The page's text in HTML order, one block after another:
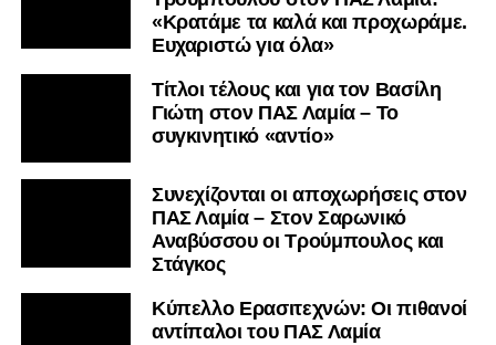
«Κρατάμε τα καλά και προχωράμε.
Ευχαριστώ για όλα»
Τίτλοι τέλους και για τον Βασίλη
Γιώτη στον ΠΑΣ Λαμία – Το
συγκινητικό «αντίο»
Συνεχίζονται οι αποχωρήσεις στον
ΠΑΣ Λαμία – Στον Σαρωνικό
Αναβύσσου οι Τρούμπουλος και
Στάγκος
Κύπελλο Ερασιτεχνών: Οι πιθανοί
αντίπαλοι του ΠΑΣ Λαμία